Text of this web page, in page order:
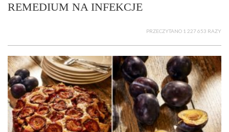
REMEDIUM NA INFEKCJE
PRZECZYTANO 1 227 653 RAZY